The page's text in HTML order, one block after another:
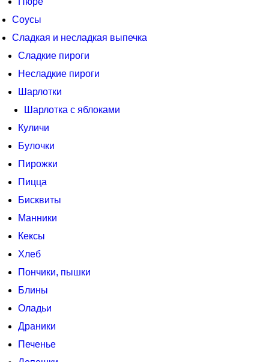
Соусы
Сладкая и несладкая выпечка
Сладкие пироги
Несладкие пироги
Шарлотки
Шарлотка с яблоками
Куличи
Булочки
Пирожки
Пицца
Бисквиты
Манники
Кексы
Хлеб
Пончики, пышки
Блины
Оладьи
Драники
Печенье